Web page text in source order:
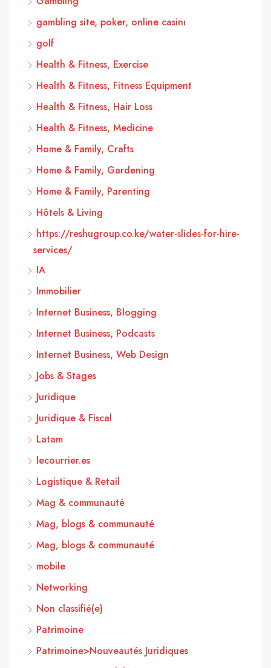
gambling site, poker, online casinı
golf
Health & Fitness, Exercise
Health & Fitness, Fitness Equipment
Health & Fitness, Hair Loss
Health & Fitness, Medicine
Home & Family, Crafts
Home & Family, Gardening
Home & Family, Parenting
Hôtels & Living
https://reshugroup.co.ke/water-slides-for-hire-
services/
IA
Immobilier
Internet Business, Blogging
Internet Business, Podcasts
Internet Business, Web Design
Jobs & Stages
Juridique
Juridique & Fiscal
Latam
lecourrier.es
Logistique & Retail
Mag & communauté
Mag, blogs & communauté
Mag, blogs & communauté
mobile
Networking
Non classifié(e)
Patrimoine
Patrimoine>Nouveautés Juridiques